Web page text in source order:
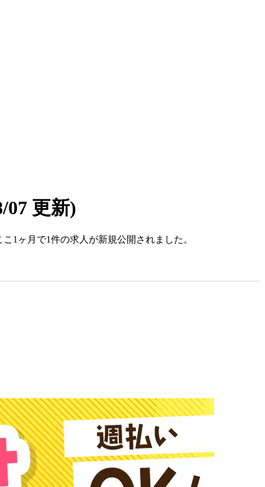
07 更新)
1ヶ月で1件の求人が新規公開されました。